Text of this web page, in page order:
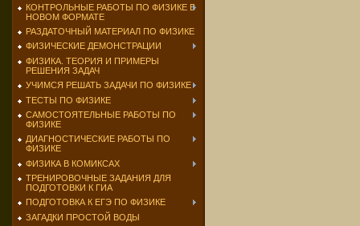
КОНТРОЛЬНЫЕ РАБОТЫ ПО ФИЗИКЕ В
НОВОМ ФОРМАТЕ
РАЗДАТОЧНЫЙ МАТЕРИАЛ ПО ФИЗИКЕ
ФИЗИЧЕСКИЕ ДЕМОНСТРАЦИИ
ФИЗИКА. ТЕОРИЯ И ПРИМЕРЫ
РЕШЕНИЯ ЗАДАЧ
УЧИМСЯ РЕШАТЬ ЗАДАЧИ ПО ФИЗИКЕ
ТЕСТЫ ПО ФИЗИКЕ
САМОСТОЯТЕЛЬНЫЕ РАБОТЫ ПО
ФИЗИКЕ
ДИАГНОСТИЧЕСКИЕ РАБОТЫ ПО
ФИЗИКЕ
ФИЗИКА В КОМИКСАХ
ТРЕНИРОВОЧНЫЕ ЗАДАНИЯ ДЛЯ
ПОДГОТОВКИ К ГИА
ПОДГОТОВКА К ЕГЭ ПО ФИЗИКЕ
ЗАГАДКИ ПРОСТОЙ ВОДЫ